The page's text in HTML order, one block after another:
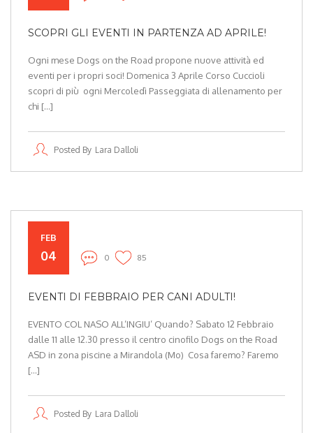
SCOPRI GLI EVENTI IN PARTENZA AD APRILE!
Ogni mese Dogs on the Road propone nuove attività ed
eventi per i propri soci! Domenica 3 Aprile Corso Cuccioli
scopri di più ogni Mercoledì Passeggiata di allenamento per
chi […]
Posted By Lara Dalloli
FEB
04 0 85
EVENTI DI FEBBRAIO PER CANI ADULTI!
EVENTO COL NASO ALL’INGIU’ Quando? Sabato 12 Febbraio
dalle 11 alle 12.30 presso il centro cinofilo Dogs on the Road
ASD in zona piscine a Mirandola (Mo) Cosa faremo? Faremo
[…]
Posted By Lara Dalloli